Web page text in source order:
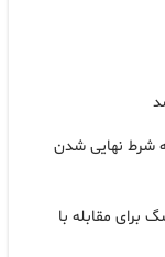
شرط نهایی شدن
برای مقابله با